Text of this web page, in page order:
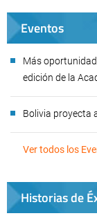
Eventos
Más
edición de la
Bolivia proyecta
Ver todos los
Historias de